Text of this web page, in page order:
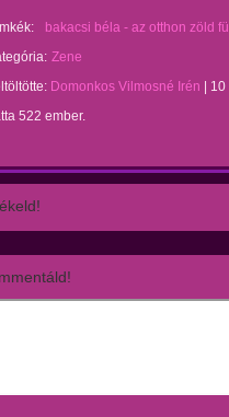
bakacsi béla - az otthon zöld
Zene
Domonkos Vilmosné Irén
10
522 ember.